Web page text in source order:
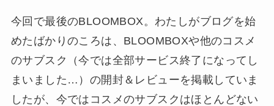
今回で最後のBLOOMBOX。わたしがブログを始
めたばかりのころは、BLOOMBOXや他のコスメ
のサブスク（今では全部サービス終了になってし
まいました…）の開封＆レビューを掲載していま
したが、今ではコスメのサブスクはほとんどない